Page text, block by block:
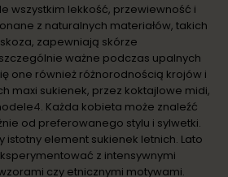
wszystkim lekkość, przewiewność i
z naturalnych materiałów, takich
zapewniają skórze
ważne podczas upalnych
one również różnorodnością krojów i
maxi sukienek, przez koktajlowe midi,
4. Każda kobieta może znaleźć
od preferowanego stylu i sylwetki.
istotny element sukienek letnich. Lato
z intensywnymi
czy etnicznymi motywami.